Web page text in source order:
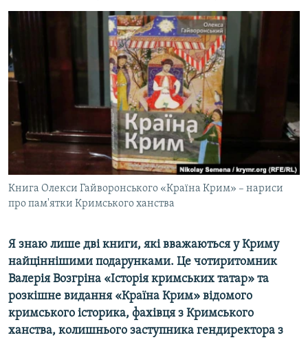
пошуку
СПЕЦПРОЕКТИ
ВІДЕОУРОКИ «ELIFBE»
СВІДЧЕННЯ ОКУПАЦІЇ
УКРАЇНСЬКА ПРОБЛЕМА КРИМУ
ІНФОГРАФІКА
ЯК ОБІЙТИ БЛОКУВАННЯ
Русский
Qırımtatar
ДОЛУЧАЙСЯ!
Усі сайти RFE/RL
Книга Олекси Гайворонського «Країна Крим» – нариси
про пам'ятки Кримського ханства
Я знаю лише дві книги, які вважаються у Криму
найціннішими подарунками. Це чотиритомник
Валерія Возгріна «Історія кримських татар» та
розкішне видання «Країна Крим» відомого
кримського історика, фахівця з Кримського
ханства, колишнього заступника гендиректора з